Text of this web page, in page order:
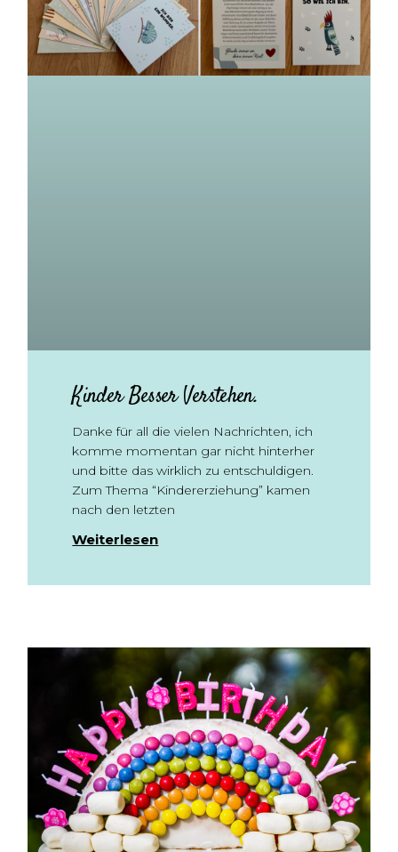
Kinder Besser Verstehen.
Danke für all die vielen Nachrichten, ich
komme momentan gar nicht hinterher
und bitte das wirklich zu entschuldigen.
Zum Thema “Kindererziehung” kamen
nach den letzten
Weiterlesen